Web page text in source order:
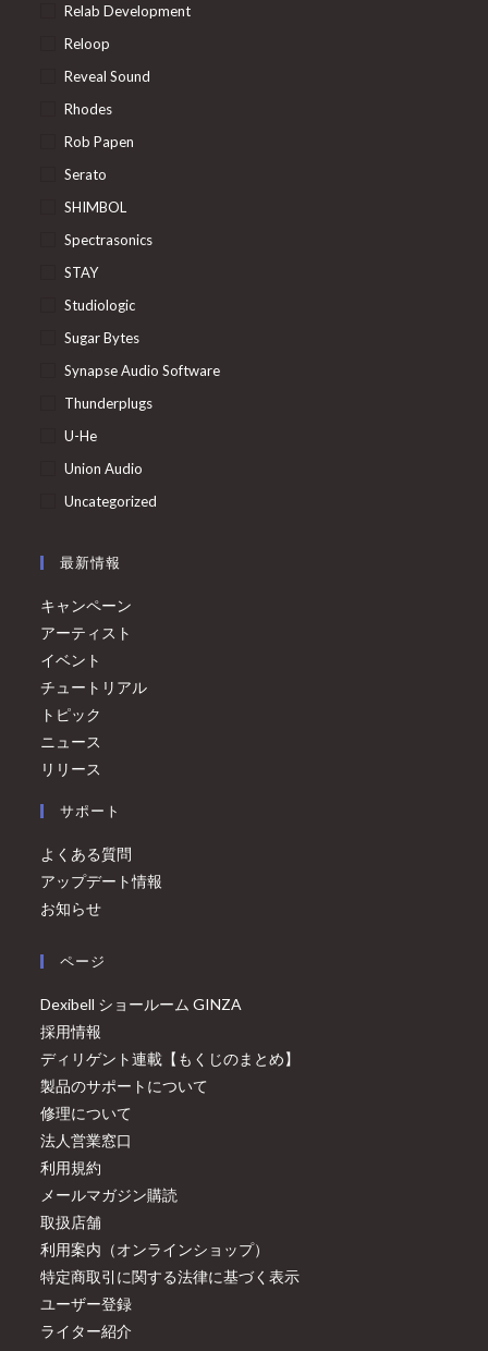
Relab Development
Reloop
Reveal Sound
Rhodes
Rob Papen
Serato
SHIMBOL
Spectrasonics
STAY
Studiologic
Sugar Bytes
Synapse Audio Software
Thunderplugs
U-He
Union Audio
Uncategorized
最新情報
キャンペーン
アーティスト
イベント
チュートリアル
トピック
ニュース
リリース
サポート
よくある質問
アップデート情報
お知らせ
ページ
Dexibell ショールーム GINZA
採用情報
ディリゲント連載【もくじのまとめ】
製品のサポートについて
修理について
法人営業窓口
利用規約
メールマガジン購読
取扱店舗
利用案内（オンラインショップ）
特定商取引に関する法律に基づく表示
ユーザー登録
ライター紹介